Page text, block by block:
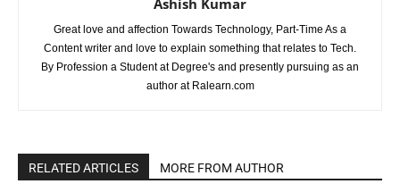
Great love and affection Towards Technology, Part-Time As a
Content writer and love to explain something that relates to Tech.
By Profession a Student at Degree's and presently pursuing as an
author at Ralearn.com
RELATED ARTICLES MORE FROM AUTHOR